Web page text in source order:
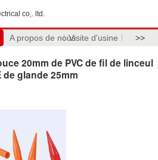
co,. ltd.
A propos de nousVisite d'usine >>
20mm de PVC de fil de linceul
de glande 25mm